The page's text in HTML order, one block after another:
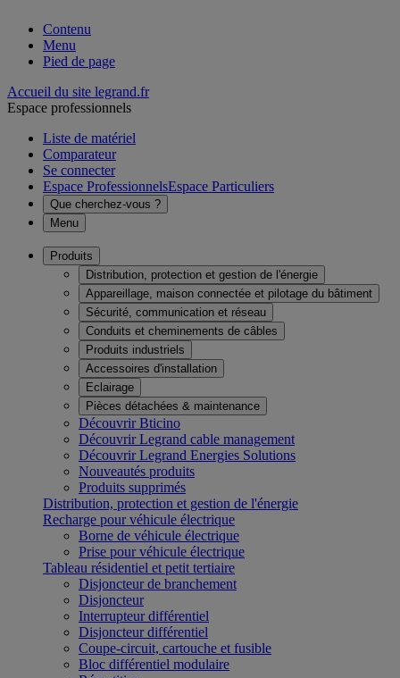
Contenu
Menu
Pied de page
Accueil du site legrand.fr
Espace professionnels
Liste de matériel
Comparateur
Se connecter
Espace ProfessionnelsEspace Particuliers
Que cherchez-vous ?
Menu
Produits
Distribution, protection et gestion de l'énergie
Appareillage, maison connectée et pilotage du bâtiment
Sécurité, communication et réseau
Conduits et cheminements de câbles
Produits industriels
Accessoires d'installation
Eclairage
Pièces détachées & maintenance
Découvrir Bticino
Découvrir Legrand cable management
Découvrir Legrand Energies Solutions
Nouveautés produits
Produits supprimés
Distribution, protection et gestion de l'énergie
Recharge pour véhicule électrique
Borne de véhicule électrique
Prise pour véhicule électrique
Tableau résidentiel et petit tertiaire
Disjoncteur de branchement
Disjoncteur
Interrupteur différentiel
Disjoncteur différentiel
Coupe-circuit, cartouche et fusible
Bloc différentiel modulaire